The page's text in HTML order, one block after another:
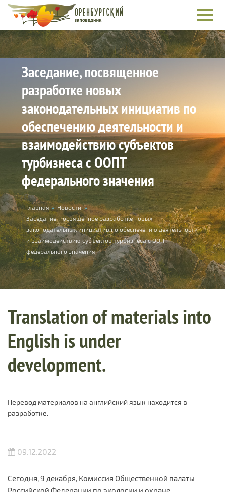
Skip to main content
Заседание, посвященное
разработке новых
законодательных инициатив по
обеспечению деятельности и
взаимодействию субъектов
турбизнеса с ООПТ
федерального значения
You are here
Главная » Новости »
Заседание, посвященное разработке новых
законодательных инициатив по обеспечению деятельности
и взаимодействию субъектов турбизнеса с ООПТ
федерального значения
Translation of materials into
English is under
development.
Перевод материалов на английский язык находится в
разработке.
09.12.2022
Сегодня, 9 декабря, Комиссия Общественной палаты